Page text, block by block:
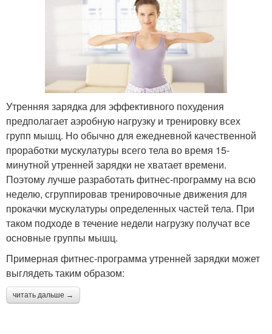
Утренняя зарядка для эффективного похудения
предполагает аэробную нагрузку и тренировку всех
групп мышц. Но обычно для ежедневной качественной
проработки мускулатуры всего тела во время 15-
минутной утренней зарядки не хватает времени.
Поэтому лучше разработать фитнес-программу на всю
неделю, сгруппировав тренировочные движения для
прокачки мускулатуры определенных частей тела. При
таком подходе в течение недели нагрузку получат все
основные группы мышц.
Примерная фитнес-программа утренней зарядки может
выглядеть таким образом:
читать дальше →